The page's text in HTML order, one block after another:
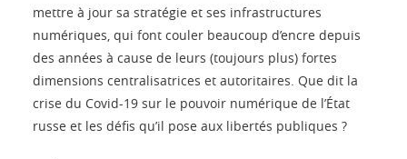
mettre à jour sa stratégie et ses infrastructures
numériques, qui font couler beaucoup d’encre depuis
des années à cause de leurs (toujours plus) fortes
dimensions centralisatrices et autoritaires. Que dit la
crise du Covid-19 sur le pouvoir numérique de l’État
russe et les défis qu’il pose aux libertés publiques ?